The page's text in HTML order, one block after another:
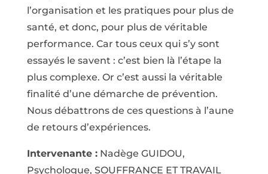
l’organisation et les pratiques pour plus de
santé, et donc, pour plus de véritable
performance. Car tous ceux qui s’y sont
essayés le savent : c’est bien là l’étape la
plus complexe. Or c’est aussi la véritable
finalité d’une démarche de prévention.
Nous débattrons de ces questions à l’aune
de retours d’expériences.
Intervenante :Nadège GUIDOU,
Psychologue, SOUFFRANCE ET TRAVAIL